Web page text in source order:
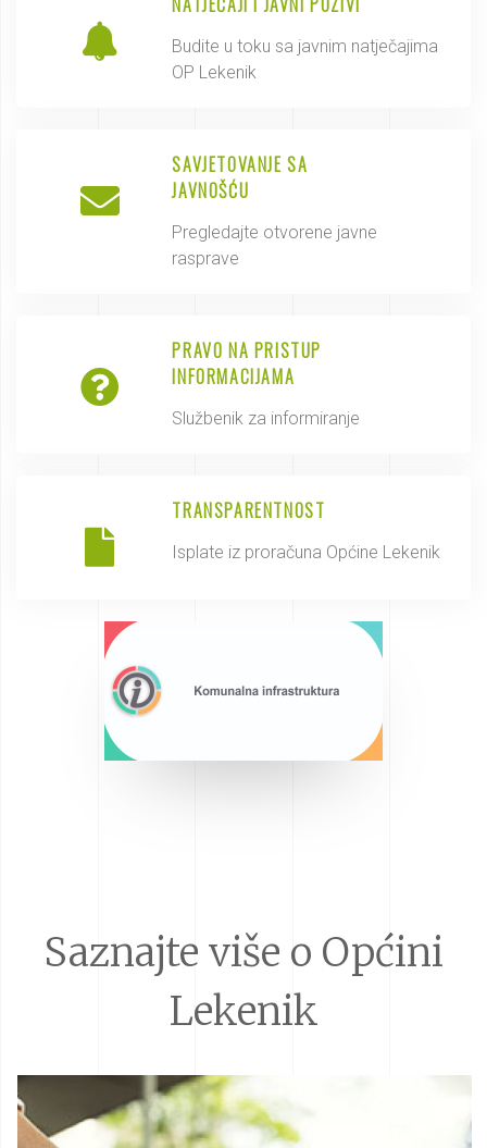
Budite u toku sa javnim natječajima
OP Lekenik
SAVJETOVANJE SA
JAVNOŠĆU
Pregledajte otvorene javne
rasprave
PRAVO NA PRISTUP
INFORMACIJAMA
Službenik za informiranje
TRANSPARENTNOST
Isplate iz proračuna Općine Lekenik
Saznajte više o Općini
Lekenik